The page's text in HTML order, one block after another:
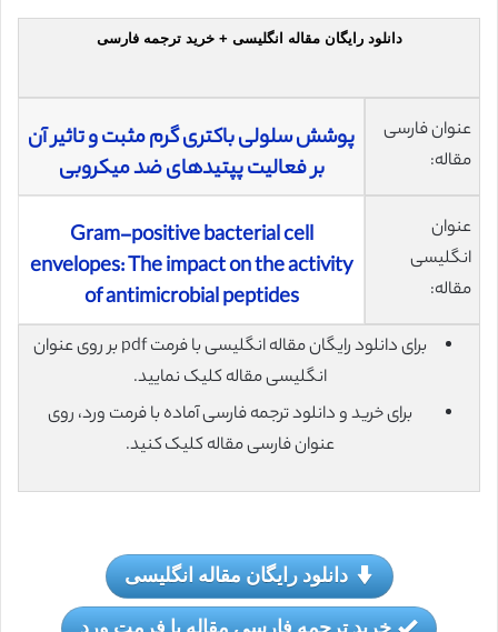
دانلود رایگان مقاله انگلیسی + خرید ترجمه فارسی
عنوان فارسی
مقاله:
پوشش سلولی باکتری گرم مثبت و تاثیر آن
بر فعالیت پپتیدهای ضد میکروبی
عنوان
انگلیسی
مقاله:
Gram-positive bacterial cell
envelopes: The impact on the activity
of antimicrobial peptides
برای دانلود رایگان مقاله انگلیسی با فرمت pdf بر روی عنوان
انگلیسی مقاله کلیک نمایید.
برای خرید و دانلود ترجمه فارسی آماده با فرمت ورد، روی
عنوان فارسی مقاله کلیک کنید.
دانلود رایگان مقاله انگلیسی
خرید ترجمه فارسی مقاله با فرمت ورد